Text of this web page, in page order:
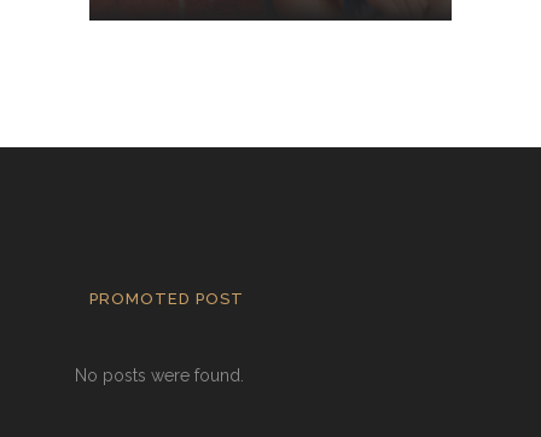
PROMOTED POST
No posts were found.